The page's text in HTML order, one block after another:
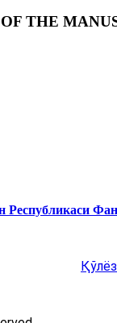
THE
Республикаси